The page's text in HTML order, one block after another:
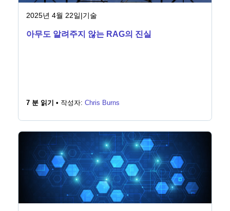
2025년 4월 22일|기술
아무도 알려주지 않는 RAG의 진실
7 분 읽기 • 작성자: Chris Burns